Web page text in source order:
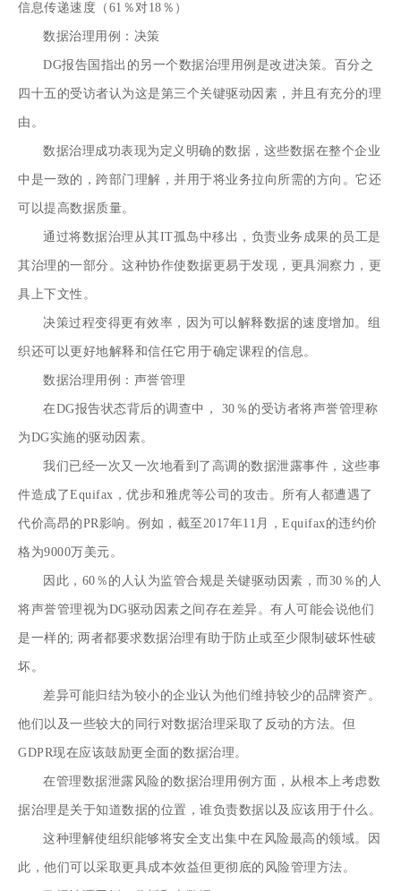
信息传递速度（61％对18％）
数据治理用例：决策
DG报告国指出的另一个数据治理用例是改进决策。百分之
四十五的受访者认为这是第三个关键驱动因素，并且有充分的理
由。
数据治理成功表现为定义明确的数据，这些数据在整个企业
中是一致的，跨部门理解，并用于将业务拉向所需的方向。它还
可以提高数据质量。
通过将数据治理从其IT孤岛中移出，负责业务成果的员工是
其治理的一部分。这种协作使数据更易于发现，更具洞察力，更
具上下文性。
决策过程变得更有效率，因为可以解释数据的速度增加。组
织还可以更好地解释和信任它用于确定课程的信息。
数据治理用例：声誉管理
在DG报告状态背后的调查中， 30％的受访者将声誉管理称
为DG实施的驱动因素。
我们已经一次又一次地看到了高调的数据泄露事件，这些事
件造成了Equifax，优步和雅虎等公司的攻击。所有人都遭遇了
代价高昂的PR影响。例如，截至2017年11月，Equifax的违约价
格为9000万美元。
因此，60％的人认为监管合规是关键驱动因素，而30％的人
将声誉管理视为DG驱动因素之间存在差异。有人可能会说他们
是一样的; 两者都要求数据治理有助于防止或至少限制破坏性破
坏。
差异可能归结为较小的企业认为他们维持较少的品牌资产。
他们以及一些较大的同行对数据治理采取了反动的方法。但
GDPR现在应该鼓励更全面的数据治理。
在管理数据泄露风险的数据治理用例方面，从根本上考虑数
据治理是关于知道数据的位置，谁负责数据以及应该用于什么。
这种理解使组织能够将安全支出集中在风险最高的领域。因
此，他们可以采取更具成本效益但更彻底的风险管理方法。